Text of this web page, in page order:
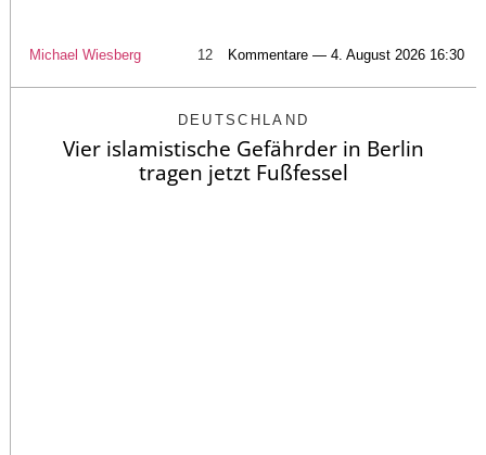
Michael Wiesberg 12 Kommentare — 4. August 2026 16:30
DEUTSCHLAND
Vier islamistische Gefährder in Berlin
tragen jetzt Fußfessel